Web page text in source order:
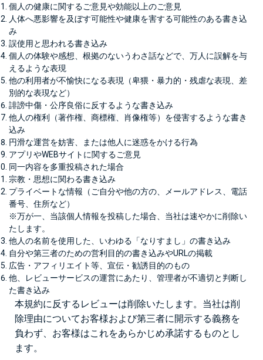
個人の健康に関するご意見や効能以上のご意見
人体へ悪影響を及ぼす可能性や健康を害する可能性のある書き込
み
誤使用と思われる書き込み
個人の体験や感想、根拠のないうわさ話などで、万人に誤解を与
えるような表現
他の利用者が不愉快になる表現（卑猥・暴力的・残虐な表現、差
別的な表現など）
誹謗中傷・公序良俗に反するような書き込み
他人の権利（著作権、商標権、肖像権等）を侵害するような書き
込み
円滑な運営を妨害、または他人に迷惑をかける行為
アプリやWEBサイトに関するご意見
同一内容を多重投稿された場合
宗教・思想に関わる書き込み
プライベートな情報（ご自分や他の方の、メールアドレス、電話
番号、住所など）
※万が一、当該個人情報を投稿した場合、当社は速やかに削除い
たします。
他人の名前を使用した、いわゆる「なりすまし」の書き込み
自分や第三者のための営利目的の書き込みやURLの掲載
広告・アフィリエイト等、宣伝・勧誘目的のもの
他、レビューサービスの運営にあたり、管理者が不適切と判断し
た書き込み
本規約に反するレビューは削除いたします。当社は削
除理由についてお客様および第三者に開示する義務を
負わず、お客様はこれをあらかじめ承諾するものとし
ます。